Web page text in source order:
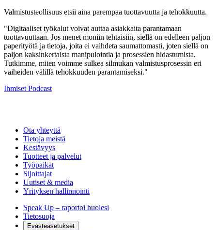
Valmistusteollisuus etsii aina parempaa tuottavuutta ja tehokkuutta.
"Digitaaliset työkalut voivat auttaa asiakkaita parantamaan
tuottavuuttaan. Jos menet moniin tehtaisiin, siellä on edelleen paljon
paperityötä ja tietoja, joita ei vaihdeta saumattomasti, joten siellä on
paljon kaksinkertaista manipulointia ja prosessien hidastumista.
Tutkimme, miten voimme sulkea silmukan valmistusprosessin eri
vaiheiden välillä tehokkuuden parantamiseksi."
Ihmiset Podcast
Ota yhteyttä
Tietoja meistä
Kestävyys
Tuotteet ja palvelut
Työpaikat
Sijoittajat
Uutiset & media
Yrityksen hallinnointi
Speak Up – raportoi huolesi
Tietosuoja
Evästeasetukset